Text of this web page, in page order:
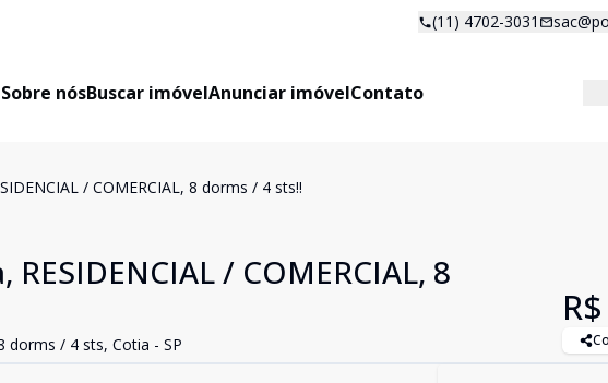
(11) 4702-3031
Sobre nósBuscar imóvelAnunciar imóvelContato
/ COMERCIAL, 8 dorms / 4 sts!!
/ COMERCIAL, 8
dorms / 4 sts, Cotia - SP